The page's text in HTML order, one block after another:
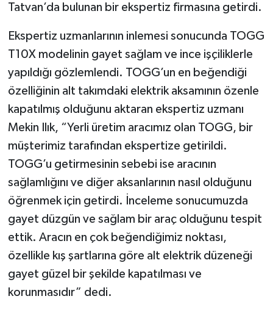
Tatvan’da bulunan bir ekspertiz firmasına getirdi.
Ekspertiz uzmanlarının inlemesi sonucunda TOGG
T10X modelinin gayet sağlam ve ince işçiliklerle
yapıldığı gözlemlendi. TOGG’un en beğendiği
özelliğinin alt takımdaki elektrik aksamının özenle
kapatılmış olduğunu aktaran ekspertiz uzmanı
Mekin Ilık, “Yerli üretim aracımız olan TOGG, bir
müşterimiz tarafından ekspertize getirildi.
TOGG’u getirmesinin sebebi ise aracının
sağlamlığını ve diğer aksanlarının nasıl olduğunu
öğrenmek için getirdi. İnceleme sonucumuzda
gayet düzgün ve sağlam bir araç olduğunu tespit
ettik. Aracın en çok beğendiğimiz noktası,
özellikle kış şartlarına göre alt elektrik düzeneği
gayet güzel bir şekilde kapatılması ve
korunmasıdır” dedi.